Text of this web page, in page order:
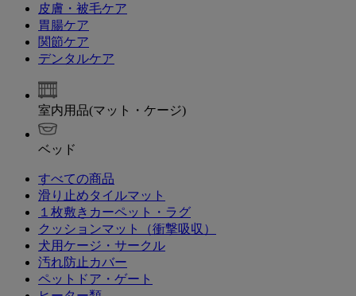
皮膚・被毛ケア
胃腸ケア
関節ケア
デンタルケア
室内用品(マット・ケージ)
ベッド
すべての商品
滑り止めタイルマット
１枚敷きカーペット・ラグ
クッションマット（衝撃吸収）
犬用ケージ・サークル
汚れ防止カバー
ペットドア・ゲート